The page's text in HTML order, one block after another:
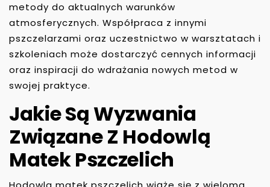
metody do aktualnych warunków
atmosferycznych. Współpraca z innymi
pszczelarzami oraz uczestnictwo w warsztatach i
szkoleniach może dostarczyć cennych informacji
oraz inspiracji do wdrażania nowych metod w
swojej praktyce.
Jakie Są Wyzwania
Związane Z Hodowlą
Matek Pszczelich